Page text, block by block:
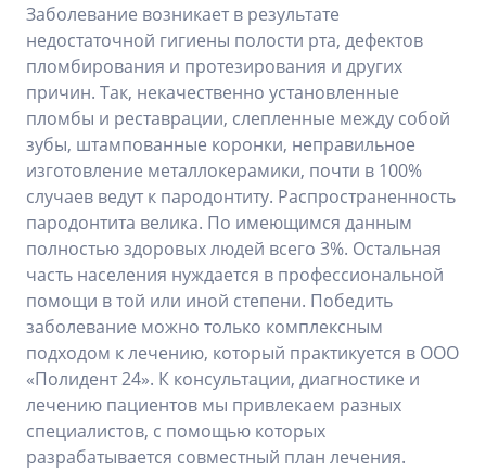
Заболевание возникает в результате
недостаточной гигиены полости рта, дефектов
пломбирования и протезирования и других
причин. Так, некачественно установленные
пломбы и реставрации, слепленные между собой
зубы, штампованные коронки, неправильное
изготовление металлокерамики, почти в 100%
случаев ведут к пародонтиту. Распространенность
пародонтита велика. По имеющимся данным
полностью здоровых людей всего 3%. Остальная
часть населения нуждается в профессиональной
помощи в той или иной степени. Победить
заболевание можно только комплексным
подходом к лечению, который практикуется в ООО
«Полидент 24». К консультации, диагностике и
лечению пациентов мы привлекаем разных
специалистов, с помощью которых
разрабатывается совместный план лечения.